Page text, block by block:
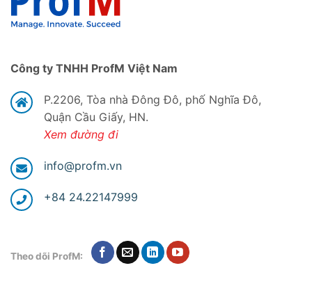
Công ty TNHH ProfM Việt Nam
P.2206, Tòa nhà Đông Đô, phố Nghĩa Đô,
Quận Cầu Giấy, HN.
Xem đường đi
info@profm.vn
+84 24.22147999
Theo dõi ProfM: